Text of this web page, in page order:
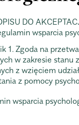
DO
wsparcia
1. Zgoda na
w zakresie stanu
z wzięciem
z pomocy
wsparcia